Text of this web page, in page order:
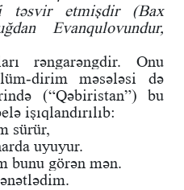
təsvir etmişdir (Bax
Evanqulovundur,
rəngarəngdir. Onu
dirim məsələsi də
(“Qəbiristan”) bu
işıqlandırılıb:
sürür,
uyuyur.
bunu görən mən.